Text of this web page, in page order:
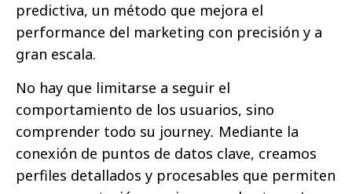
predictiva, un método que mejora el
performance del marketing con precisión y a
gran escala.
No hay que limitarse a seguir el
comportamiento de los usuarios, sino
comprender todo su journey. Mediante la
conexión de puntos de datos clave, creamos
perfiles detallados y procesables que permiten